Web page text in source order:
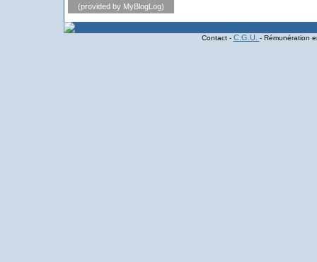
(provided by MyBlogLog)
Contact - C.G.U. - Rémunération